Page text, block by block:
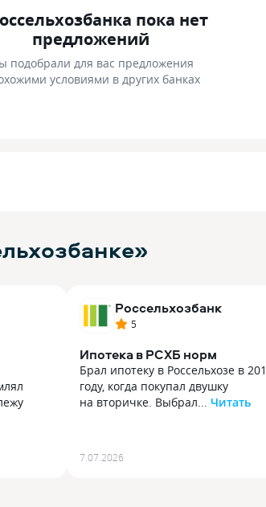
пока нет
предложений
подобрали для вас предложения
условиями в других банках
Россельхозбанк
5
Ипотека в РСХБ норм
Брал ипотеку в Россельхозе в
году, когда покупал двушку
на вторичке. Выбрал... Читать
на вторичке. Выбрал банк
не с первого раза, сравнивал с
7.07.2026